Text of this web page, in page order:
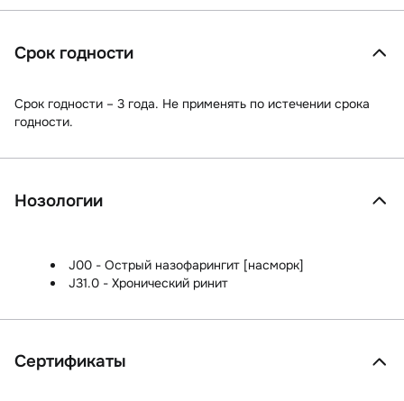
Срок годности
Срок годности – 3 года. Не применять по истечении срока
годности.
Нозологии
J00 - Острый назофарингит [насморк]
J31.0 - Хронический ринит
Сертификаты